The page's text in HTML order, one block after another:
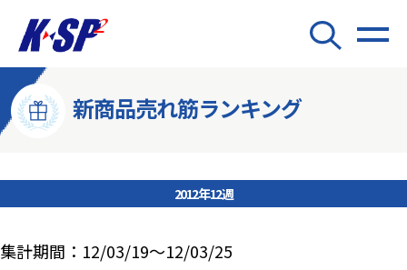
新商品売れ筋ランキング
2012年12週
集計期間：12/03/19～12/03/25